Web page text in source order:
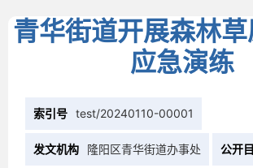
青华街道开展森林
应急演练
索引号 test/20240110-00001
发文机构 隆阳区青华街道办事处 公开